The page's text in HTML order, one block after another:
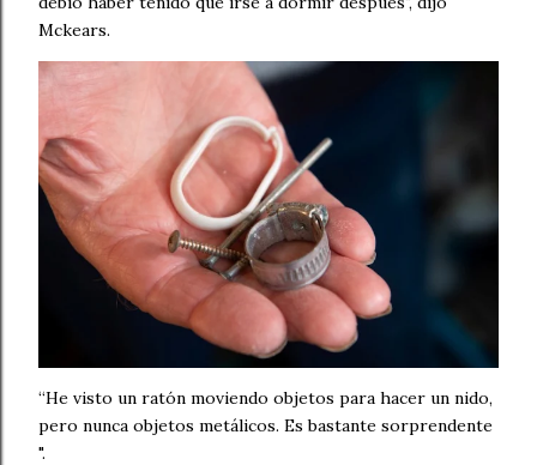
Mckears.
“He visto un ratón moviendo objetos para hacer un nido,
pero nunca objetos metálicos. Es bastante sorprendente
".